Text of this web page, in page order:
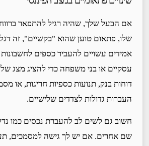
אם הבעל שלך, שהיה רגיל להתפאר
שלו, פתאום טוען שהוא "בקשיים", זה דגל
אמידים עשויים להעביר כספים
עסקיים או בני משפחה כדי להציג מצג של
דוחות בנק, תנועות כספיות חריגות, או
העברות גדולות לצדדים שלישיים.
חשוב גם לשים לב להעברת נכסים כמו
שם אחרים. אם יש לך גישה למסמכים,